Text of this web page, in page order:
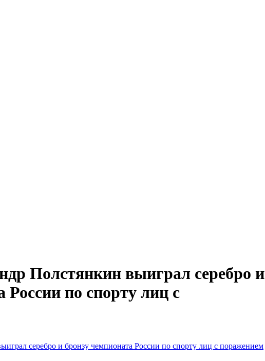
Полстянкин выиграл серебро и
России по спорту лиц с